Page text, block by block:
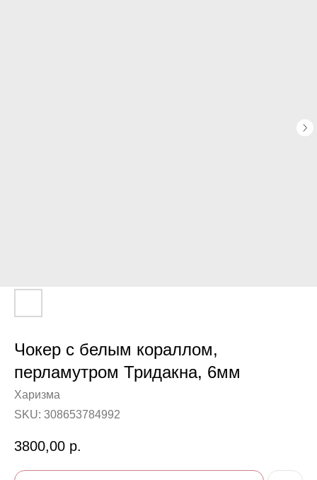
Чокер с белым кораллом,
перламутром Тридакна, 6мм
Харизма
SKU: 308653784992
3800,00 р.